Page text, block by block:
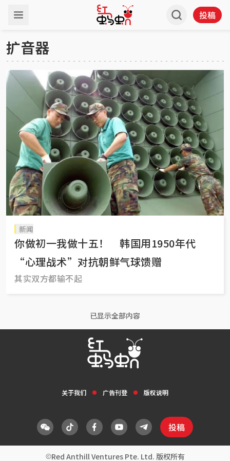
投稿
扩音器
新闻
你做初一我做十五！ 韩国用1950年代
“心理战术”对抗朝鲜气球馈赠
其实双方都输不起
已显示全部内容
关于我们 广告刊登 版权说明
投稿
Red Anthill Ventures Pte. Ltd. 版权所有